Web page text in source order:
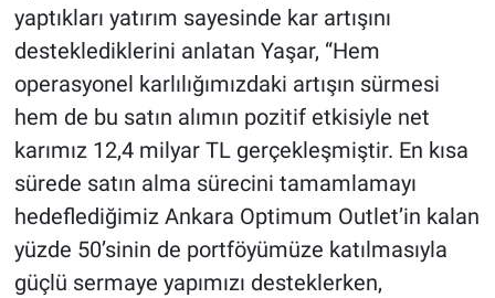
yaptıkları yatırım sayesinde kar artışını
desteklediklerini anlatan Yaşar, “Hem
operasyonel karlılığımızdaki artışın sürmesi
hem de bu satın alımın pozitif etkisiyle net
karımız 12,4 milyar TL gerçekleşmiştir. En kısa
sürede satın alma sürecini tamamlamayı
hedeflediğimiz Ankara Optimum Outlet’in kalan
yüzde 50’sinin de portföyümüze katılmasıyla
güçlü sermaye yapımızı desteklerken,